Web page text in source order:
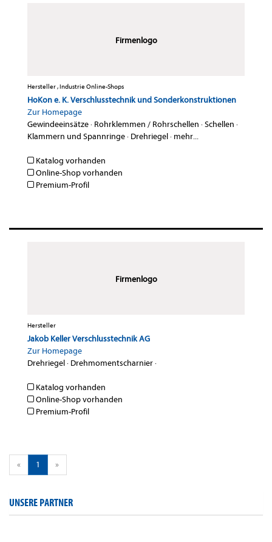
Firmenlogo
Hersteller , Industrie Online-Shops
HoKon e. K. Verschlusstechnik und Sonderkonstruktionen
Zur Homepage
Gewindeeinsätze· Rohrklemmen / Rohrschellen ·Schellen ·
Klammern und Spannringe· Drehriegel· mehr...
Katalog vorhanden
Online-Shop vorhanden
Premium-Profil
Firmenlogo
Hersteller
Jakob Keller Verschlusstechnik AG
Zur Homepage
Drehriegel· Drehmomentscharnier·
Katalog vorhanden
Online-Shop vorhanden
Premium-Profil
« 1 »
UNSERE PARTNER